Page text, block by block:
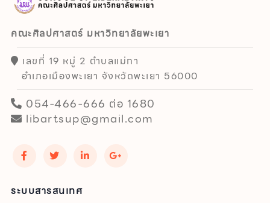
คณะศิลปศาสตร์ มหาวิทยาลัยพะเยา
เลขที่ 19 หมู่ 2 ตำบลแม่กา
อำเภอเมืองพะเยา จังหวัดพะเยา 56000
054-466-666 ต่อ 1680
libartsup@gmail.com
ระบบสารสนเทศ